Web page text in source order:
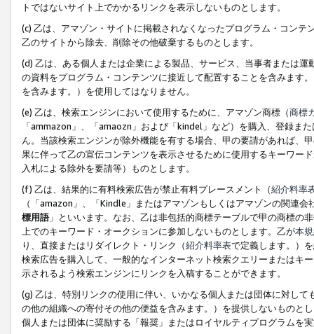
トではないサイト上でかかるリンクを表示しないものとします。
(c) 乙は、アマゾン・サイトに掲載されなくなったプログラム・コン
乙のサイトから除去、削除その他破棄するものとします。
(d) 乙は、ある個人または企業による製品、サービス、当事者または
の資料をプログラム・コンテンツに接近して配置することを含みます
を含みます。）を使用してはなりません。
(e) 乙は、検索エンジンにおいて使用するために、アマゾン商標（商標
「ammazon」、「amaozn」および「kindel」など）を購入、登録ま
ん。当該検索エンジンが除外機能を有する場合、甲の要請があれば、
果に伴って乙の宣伝コンテンツを表示させるために使用するキーワー
入札による除外を要請等）ものとします。
(f) 乙は、結果的に有料検索広告が禁止有料プレースメント（紹介料率
（「amazon」、「Kindle」またはアマゾンもしくはアマゾンの関連
標用語」といいます。なお、乙は非包括的商標テーブルで甲の商標の
上でのキーワード・オークションに参加しないものとします。乙が本
り、直接またはリダイレクト・リンク（紹介料率表で定義します。）
検索広告を購入して、一般的なインターネット検索クエリーまたはキ
示されるよう検索エンジンにリンクを入稿することができます。
(g) 乙は、特別リンクの使用に伴い、いかなる個人または団体に対し
の他の組織への寄付その他の便益を含みます。）を提供しないものと
個人または団体に奨励する「報奨」またはロイヤルティプログラムを